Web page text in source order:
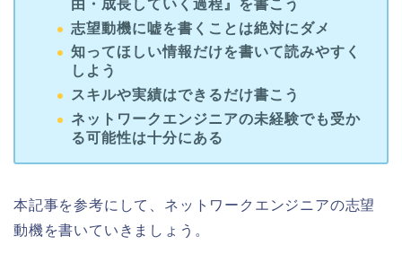
由・成長していく過程』を書こう
志望動機に嘘を書くことは絶対にダメ
知ってほしい情報だけを書いて読みやすく
しよう
スキルや実績はできるだけ書こう
ネットワークエンジニアの未経験でも受か
る可能性は十分にある
本記事を参考にして、ネットワークエンジニアの志望
動機を書いていきましょう。